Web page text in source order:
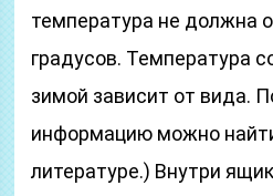
температура не должна
градусов. Температура
зимой зависит от вида.
информацию можно
литературе.) Внутри